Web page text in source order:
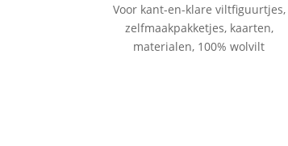
Voor kant-en-klare viltfiguurtjes,
zelfmaakpakketjes, kaarten,
materialen, 100% wolvilt